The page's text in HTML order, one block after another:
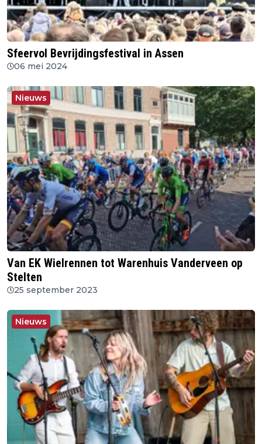
Sfeervol Bevrijdingsfestival in Assen
06 mei 2024
Nieuws
Van EK Wielrennen tot Warenhuis Vanderveen op
Stelten
25 september 2023
Nieuws